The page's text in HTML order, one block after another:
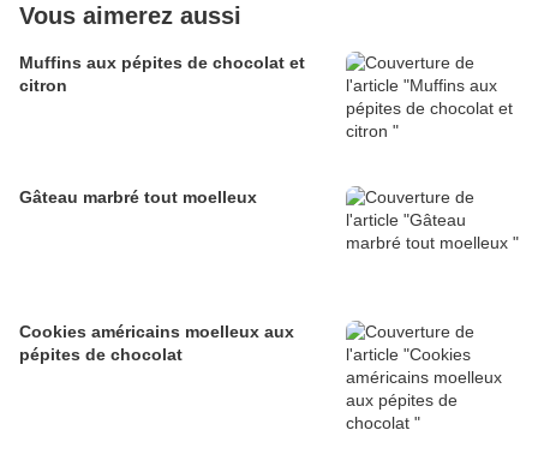
Vous aimerez aussi
Muffins aux pépites de chocolat et
citron
Gâteau marbré tout moelleux
Cookies américains moelleux aux
pépites de chocolat